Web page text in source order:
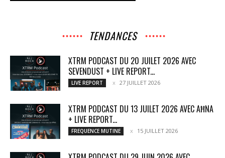
TENDANCES
XTRM PODCAST DU 20 JUILET 2026 AVEC
SEVENDUST + LIVE REPORT...
LIVE REPORT 27 JUILLET 2026
XTRM PODCAST DU 13 JUILET 2026 AVEC AĦNA
+ LIVE REPORT...
FREQUENCE MUTINE 15 JUILLET 2026